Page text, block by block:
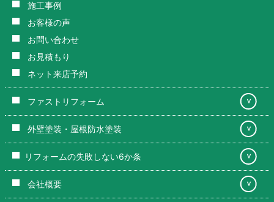
施工事例
お客様の声
お問い合わせ
お見積もり
ネット来店予約
ファストリフォーム ＞
外壁塗装・屋根防水塗装 ＞
リフォームの失敗しない6か条 ＞
会社概要 ＞